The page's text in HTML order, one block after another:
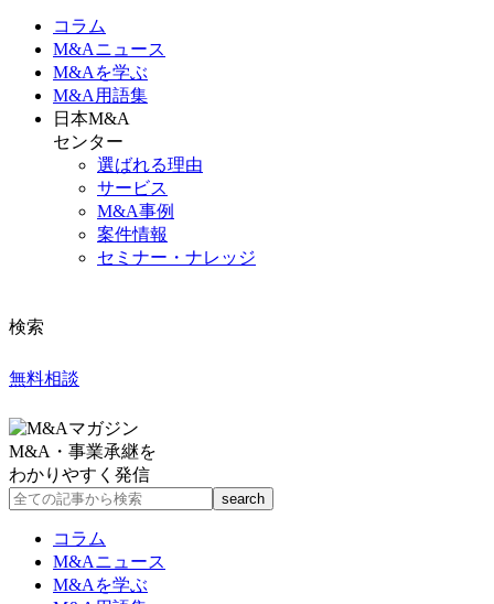
コラム
M&Aニュース
M&Aを学ぶ
M&A 用語集
日本M&A
センター
選ばれる理由
サービス
M&A事例
案件情報
セミナー・ナレッジ
検索
無料相談
M&A・事業承継を
わかりやすく発信
コラム
M&Aニュース
M&Aを学ぶ